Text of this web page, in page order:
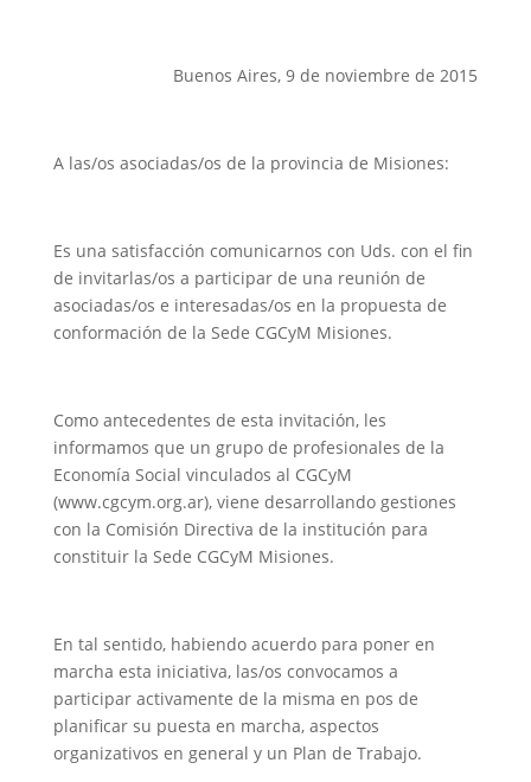
Buenos Aires, 9 de noviembre de 2015
A las/os asociadas/os de la provincia de Misiones:
Es una satisfacción comunicarnos con Uds. con el fin
de invitarlas/os a participar de una reunión de
asociadas/os e interesadas/os en la propuesta de
conformación de la Sede CGCyM Misiones.
Como antecedentes de esta invitación, les
informamos que un grupo de profesionales de la
Economía Social vinculados al CGCyM
(www.cgcym.org.ar), viene desarrollando gestiones
con la Comisión Directiva de la institución para
constituir la Sede CGCyM Misiones.
En tal sentido, habiendo acuerdo para poner en
marcha esta iniciativa, las/os convocamos a
participar activamente de la misma en pos de
planificar su puesta en marcha, aspectos
organizativos en general y un Plan de Trabajo.